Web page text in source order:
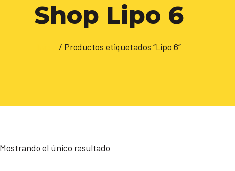
Shop Lipo 6
/ Productos etiquetados “Lipo 6”
Mostrando el único resultado